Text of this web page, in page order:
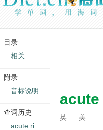
acute
英 美
目录
相关
附录
音标说明
查词历史
acute ri